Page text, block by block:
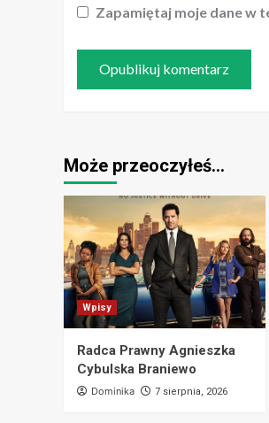
Zapamiętaj moje dane w
Może przeoczyłeś…
Wpisy
Radca Prawny Agnieszka
Cybulska Braniewo
Dominika 7 sierpnia, 2026